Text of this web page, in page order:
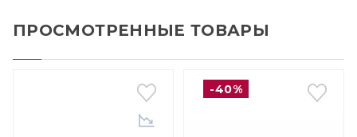
ПРОСМОТРЕННЫЕ ТОВАРЫ
-40%